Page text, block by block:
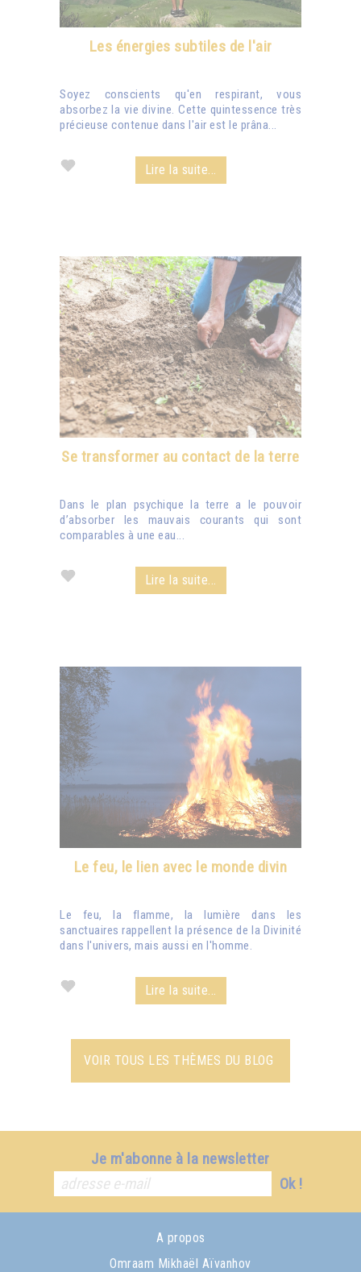
Les énergies subtiles de l'air
Soyez conscients qu'en respirant, vous
absorbez la vie divine. Cette quintessence très
précieuse contenue dans l'air est le prâna...
Lire la suite...
Se transformer au contact de la terre
Dans le plan psychique la terre a le pouvoir
d’absorber les mauvais courants qui sont
comparables à une eau...
Lire la suite...
Le feu, le lien avec le monde divin
Le feu, la flamme, la lumière dans les
sanctuaires rappellent la présence de la Divinité
dans l'univers, mais aussi en l'homme.
Lire la suite...
VOIR TOUS LES THÈMES DU BLOG
Je m'abonne à la newsletter
Ok !
A propos
Omraam Mikhaël Aïvanhov